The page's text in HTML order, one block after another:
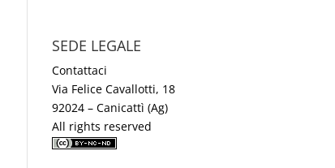
SEDE LEGALE
Contattaci
Via Felice Cavallotti, 18
92024 – Canicattì (Ag)
All rights reserved